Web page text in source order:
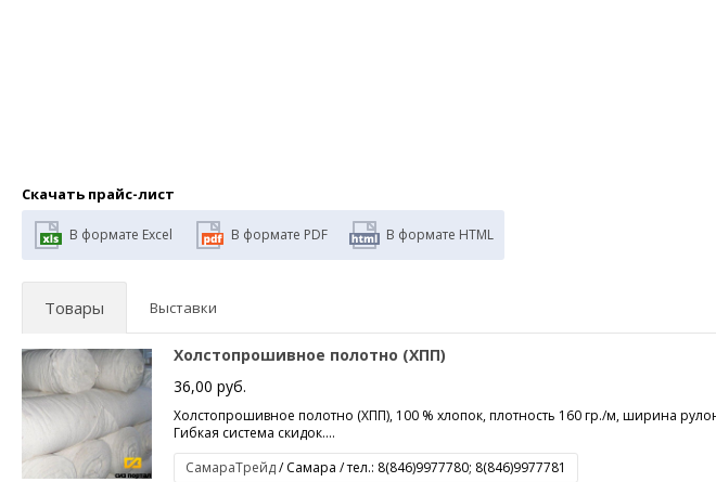
Скачать прайс-лист
В формате Excel В формате PDF В формате HTML
Товары Выставки
Холстопрошивное полотно (ХПП)
36,00 руб.
Холстопрошивное полотно (ХПП), 100 % хлопок, плотность 160 гр./м, ширина
Гибкая система скидок....
СамараТрейд/ Самара / тел.: 8(846)9977780; 8(846)9977781